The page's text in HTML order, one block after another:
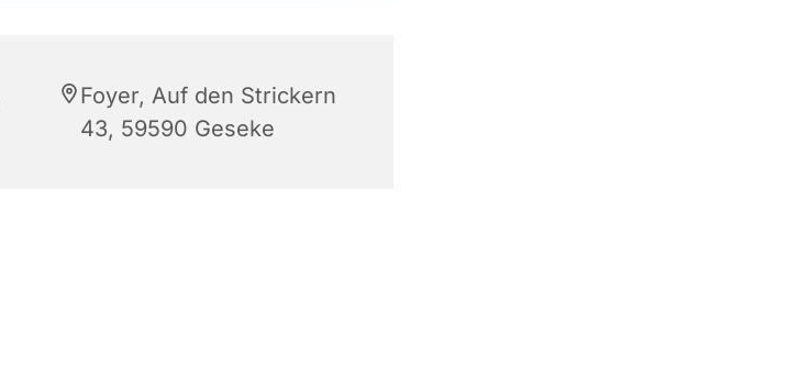
Foyer, Auf den Strickern
43, 59590 Geseke